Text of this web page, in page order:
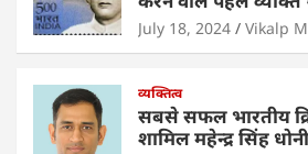
p
p
o
o
n
July 18, 2024 Vikalp
व्यक्तित्व
सबसे सफल भारतीय
शामिल महेन्द्र सिंह धोनी